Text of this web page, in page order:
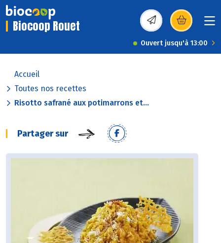
Biocoop Rouet (s’ouvre dans une
Ouvert jusqu'à 13:00
Accueil
Toutes nos recettes
Risotto safrané aux potimarrons et...
Partager sur